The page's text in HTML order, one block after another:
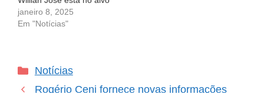
Oi, torcedor do Bahia!
Sabemos que o nosso
acreditem, foi identificado
um nome que promete
janeiro 8, 2025
Em "Notícias"
Categorias
Notícias
Rogério Ceni fornece novas informações